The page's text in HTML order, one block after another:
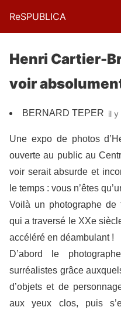
ReSPUBLICA
Henri Cartier-
voir
BERNARD TEPER il y
Une expo de photos
ouverte au public au
voir serait absurde et
le temps : vous n’êtes
Voilà un photographe de
qui a traversé le XXe
accéléré en déambulant !
D’abord le
surréalistes grâce
d’objets et de
aux yeux clos, puis